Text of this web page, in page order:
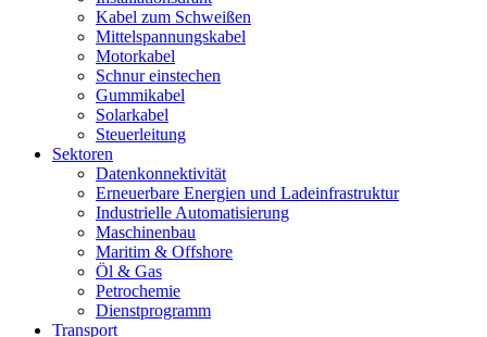
Kabel zum Schweißen
Mittelspannungskabel
Motorkabel
Schnur einstechen
Gummikabel
Solarkabel
Steuerleitung
Sektoren
Datenkonnektivität
Erneuerbare Energien und Ladeinfrastruktur
Industrielle Automatisierung
Maschinenbau
Maritim & Offshore
Öl & Gas
Petrochemie
Dienstprogramm
Transport